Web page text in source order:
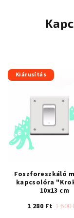
Kiárusítás
Foszforeszkáló
kapcsolóra
10x13 cm
1 280 Ft 1 600